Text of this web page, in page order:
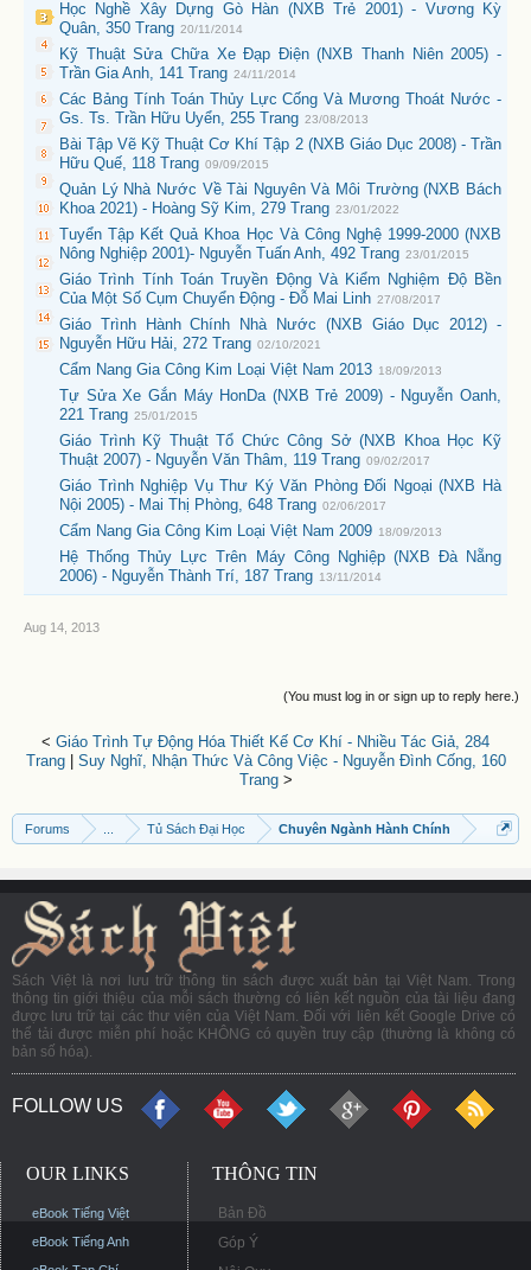
Học Nghề Xây Dựng Gò Hàn (NXB Trẻ 2001) - Vương Kỳ
Quân, 350 Trang 20/11/2014
Kỹ Thuật Sửa Chữa Xe Đạp Điện (NXB Thanh Niên 2005) -
Trần Gia Anh, 141 Trang 24/11/2014
Các Bảng Tính Toán Thủy Lực Cống Và Mương Thoát Nước -
Gs. Ts. Trần Hữu Uyển, 255 Trang 23/08/2013
Bài Tập Vẽ Kỹ Thuật Cơ Khí Tập 2 (NXB Giáo Dục 2008) - Trần
Hữu Quế, 118 Trang 09/09/2015
Quản Lý Nhà Nước Về Tài Nguyên Và Môi Trường (NXB Bách
Khoa 2021) - Hoàng Sỹ Kim, 279 Trang 23/01/2022
Tuyển Tập Kết Quả Khoa Học Và Công Nghệ 1999-2000 (NXB
Nông Nghiệp 2001)- Nguyễn Tuấn Anh, 492 Trang 23/01/2015
Giáo Trình Tính Toán Truyền Động Và Kiểm Nghiệm Độ Bền
Của Một Số Cụm Chuyển Động - Đỗ Mai Linh 27/08/2017
Giáo Trình Hành Chính Nhà Nước (NXB Giáo Dục 2012) -
Nguyễn Hữu Hải, 272 Trang 02/10/2021
Cẩm Nang Gia Công Kim Loại Việt Nam 2013 18/09/2013
Tự Sửa Xe Gắn Máy HonDa (NXB Trẻ 2009) - Nguyễn Oanh,
221 Trang 25/01/2015
Giáo Trình Kỹ Thuật Tổ Chức Công Sở (NXB Khoa Học Kỹ
Thuật 2007) - Nguyễn Văn Thâm, 119 Trang 09/02/2017
Giáo Trình Nghiệp Vụ Thư Ký Văn Phòng Đối Ngoại (NXB Hà
Nội 2005) - Mai Thị Phòng, 648 Trang 02/06/2017
Cẩm Nang Gia Công Kim Loại Việt Nam 2009 18/09/2013
Hệ Thống Thủy Lực Trên Máy Công Nghiệp (NXB Đà Nẵng
2006) - Nguyễn Thành Trí, 187 Trang 13/11/2014
Aug 14, 2013
(You must log in or sign up to reply here.)
< Giáo Trình Tự Động Hóa Thiết Kế Cơ Khí - Nhiều Tác Giả, 284
Trang| Suy Nghĩ, Nhận Thức Và Công Việc - Nguyễn Đình Cống, 160
Trang>
Forums Tủ Sách Đại Học Chuyên Ngành Hành Chính
Sách Việt là nơi lưu trữ thông tin sách được xuất bản tại Việt Nam. Trong
thông tin giới thiệu của mỗi sách thường có liên kết nguồn của tài liệu đang
được lưu trữ tại các thư viện của Việt Nam. Đối với liên kết Google Drive có
thể tải được miễn phí hoặc KHÔNG có quyền truy cập (thường là không có
bản số hóa).
FOLLOW US
OUR LINKS
eBook Tiếng Việt
eBook Tiếng Anh
THÔNG TIN
Bản Đồ
Góp Ý